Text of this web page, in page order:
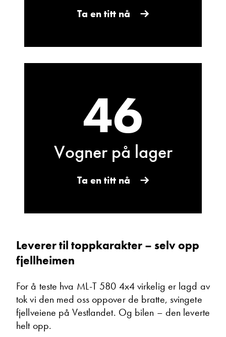
Vis telefon
Kurt Hanssen
Kundemottak bilverksted
Vis telefon
Jørgen Willumsen
Ta en titt nå
46
Vogner på lager
Ta en titt nå
Leverer til toppkarakter – selv opp
fjellheimen
For å teste hva ML-T 580 4x4 virkelig er lagd av
tok vi den med oss oppover de bratte, svingete
fjellveiene på Vestlandet. Og bilen – den leverte
helt opp.